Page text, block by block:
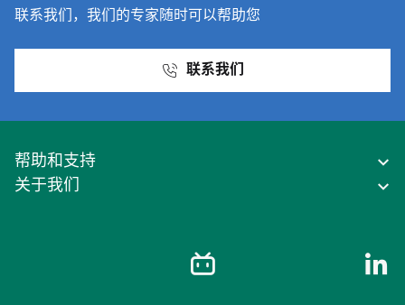
联系我们，我们的专家随时可以帮助您
联系我们
帮助和支持
关于我们